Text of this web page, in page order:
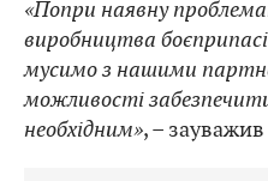
«Попри наявну
виробництва
мусимо з нашими
можливості
необхідним», –